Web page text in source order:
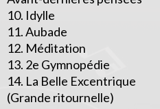
10. Idylle
11. Aubade
12. Méditation
13. 2e Gymnopédie
14. La Belle Excentrique
(Grande ritournelle)